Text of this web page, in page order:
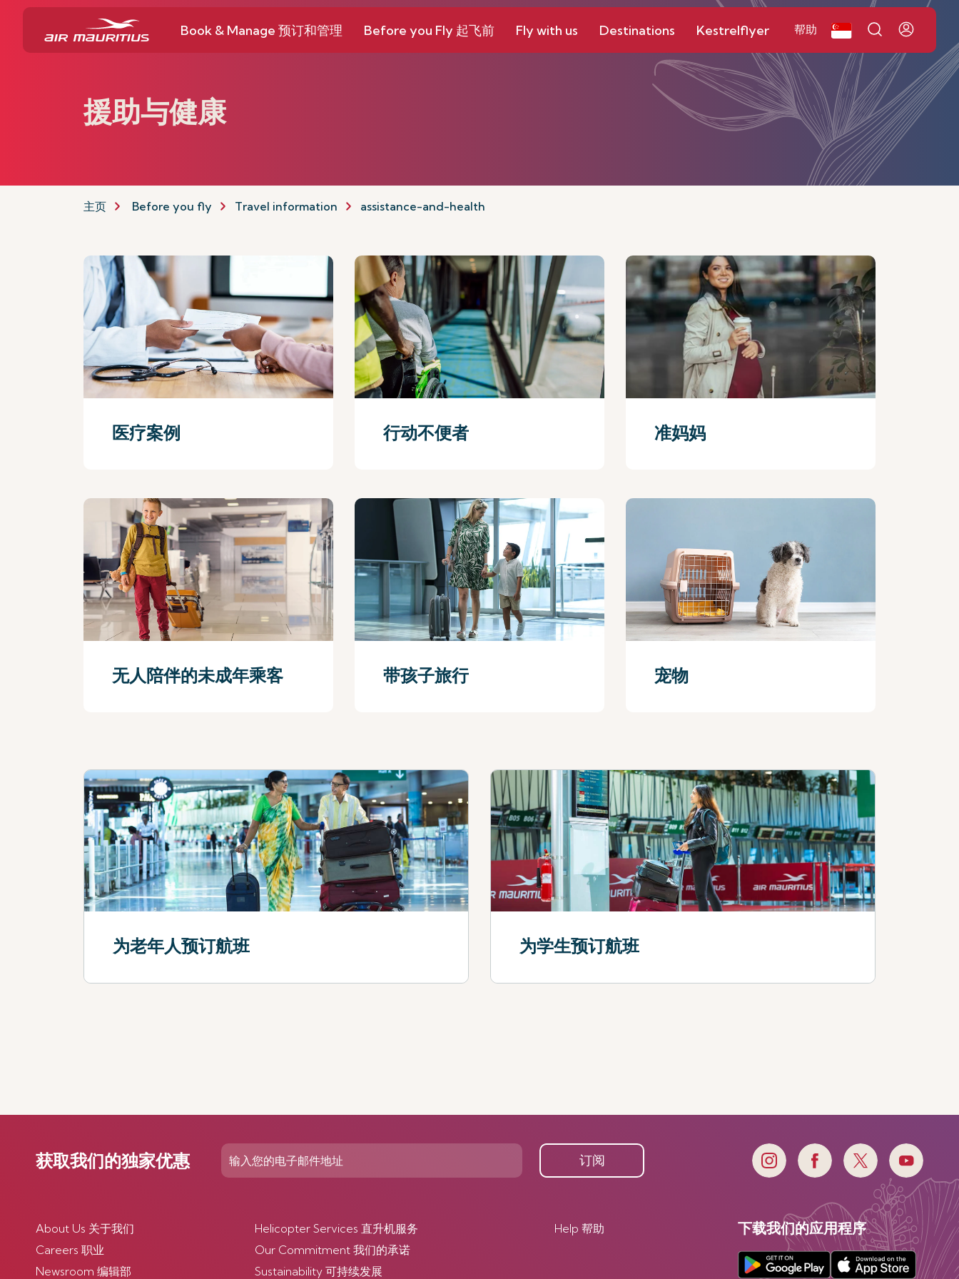
Book & Manage 预订和管理 Before you Fly 起飞前 Fly with us Destinations Kestrelflyer 帮助
援助与健康
主页 Before you fly Travel information assistance-and-health
医疗案例
查看更多
行动不便者
查看更多
准妈妈
查看更多
无人陪伴的未成年乘客
查看更多
带孩子旅行
查看更多
宠物
查看更多
为老年人预订航班 为学生预订航班
获取我们的独家优惠 订阅
About Us 关于我们
Careers 职业
Newsroom 编辑部
Helicopter Services 直升机服务
Our Commitment 我们的承诺
Sustainability 可持续发展
Help 帮助 下载我们的应用程序